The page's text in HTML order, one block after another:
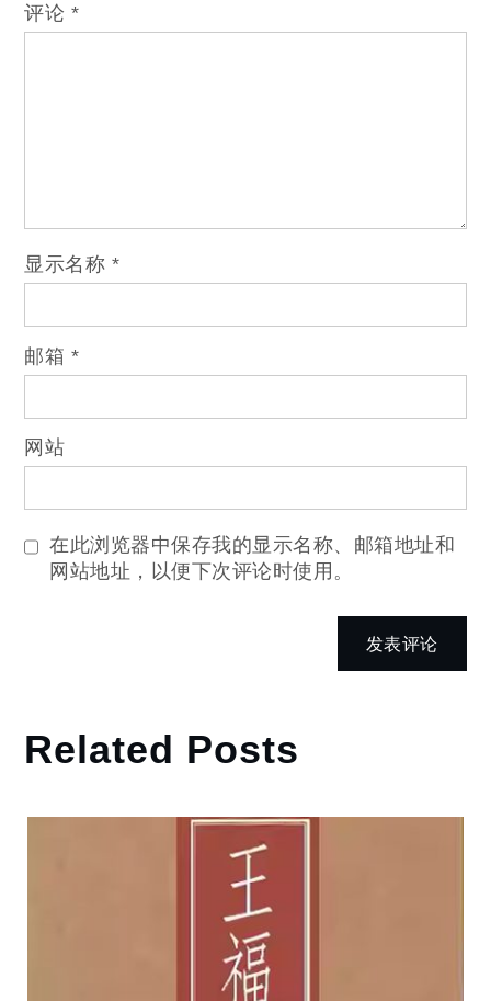
评论 *
显示名称 *
邮箱 *
网站
在此浏览器中保存我的显示名称、邮箱地址和
网站地址，以便下次评论时使用。
Related Posts